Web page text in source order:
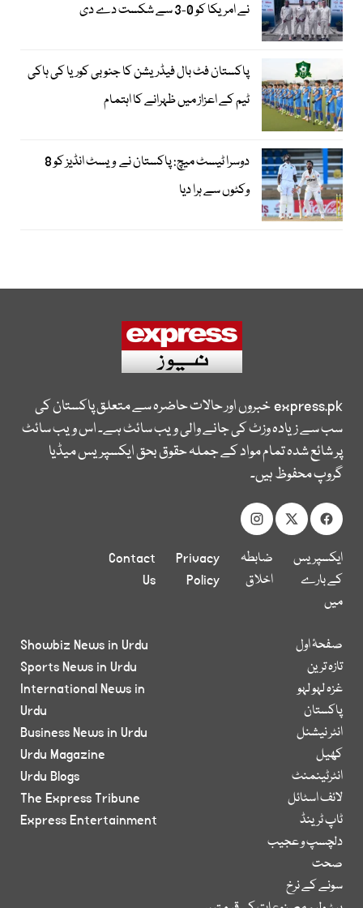
نے امریکا کو 0-3 سے شکست دے دی
پاکستان فٹ بال فیڈریشن کا جنوبی کوریا کی ہاکی
ٹیم کے اعزاز میں ظہرانے کا اہتمام
دوسرا ٹیسٹ میچ: پاکستان نے ویسٹ انڈیز کو 8
وکٹوں سے ہرا دیا
express.pkخبروں اور حالات حاضرہ سے متعلق پاکستان کی
سب سے زیادہ وزٹ کی جانے والی ویب سائٹ ہے۔ اس ویب سائٹ
پر شائع شدہ تمام مواد کے جملہ حقوق بحق ایکسپریس میڈیا
گروپ محفوظ ہیں۔
ایکسپریس
کے بارے
میں
ضابطہ
اخلاق
Privacy
Policy
Contact
Us
صفحۂ اول
تازہ ترین
غزہ لہو لہو
پاکستان
انٹر نیشنل
کھیل
انٹرٹینمنٹ
لائف اسٹائل
ٹاپ ٹرینڈ
دلچسپ و عجیب
صحت
سونے کے نرخ
Showbiz News in Urdu
Sports News in Urdu
International News in
Urdu
Business News in Urdu
Urdu Magazine
Urdu Blogs
The Express Tribune
Express Entertainment